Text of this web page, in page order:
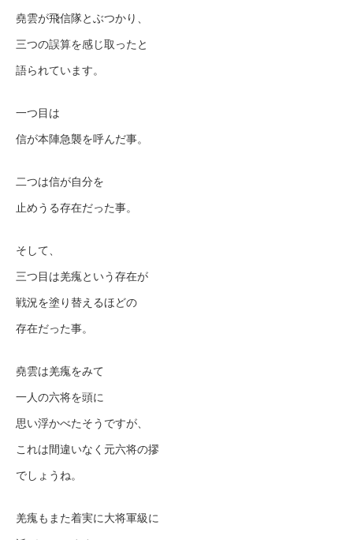
堯雲が飛信隊とぶつかり、
三つの誤算を感じ取ったと
語られています。
一つ目は
信が本陣急襲を呼んだ事。
二つは信が自分を
止めうる存在だった事。
そして、
三つ目は羌瘣という存在が
戦況を塗り替えるほどの
存在だった事。
堯雲は羌瘣をみて
一人の六将を頭に
思い浮かべたそうですが、
これは間違いなく元六将の摎
でしょうね。
羌瘣もまた着実に大将軍級に